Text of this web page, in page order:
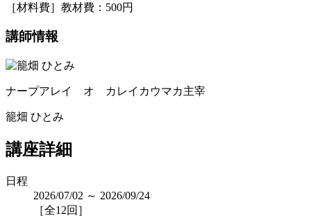
［材料費］教材費：500円
講師情報
ナープアレイ オ カレイカウマカ主宰
籠畑 ひとみ
講座詳細
日程
2026/07/02 ～ 2026/09/24
［全12回］